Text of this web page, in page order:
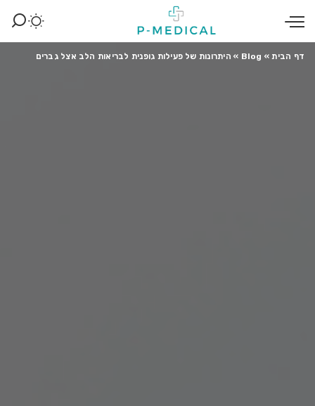
דף הבית»
Blog
» היתרונות של פעילות גופנית לבריאות הלב אצל גברים